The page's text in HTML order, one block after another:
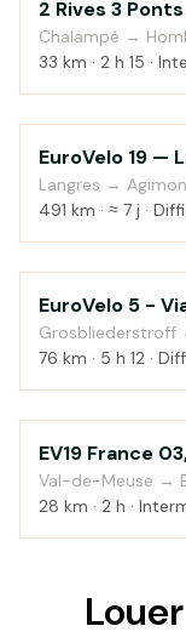
Campagne
2 Rives 3
Chalampé →
33 km · 2 h 15 ·
Campagne
EuroVelo 19 —
Langres →
491 km · ≈ 7 j ·
Au fil de l'eau
EuroVelo 5 -
Grosbliederstroff
76 km · 5 h 12 ·
Campagne
EV19 France
Val-de-Meuse →
Haute-Marne
28 km · 2 h ·